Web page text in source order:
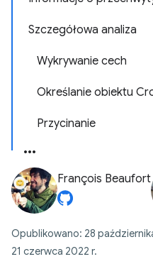
Szczegółowa analiza
Wykrywanie cech
Określanie obiektu
Przycinanie
François Beaufort
Opublikowano: 28
21 czerwca 2022 r.